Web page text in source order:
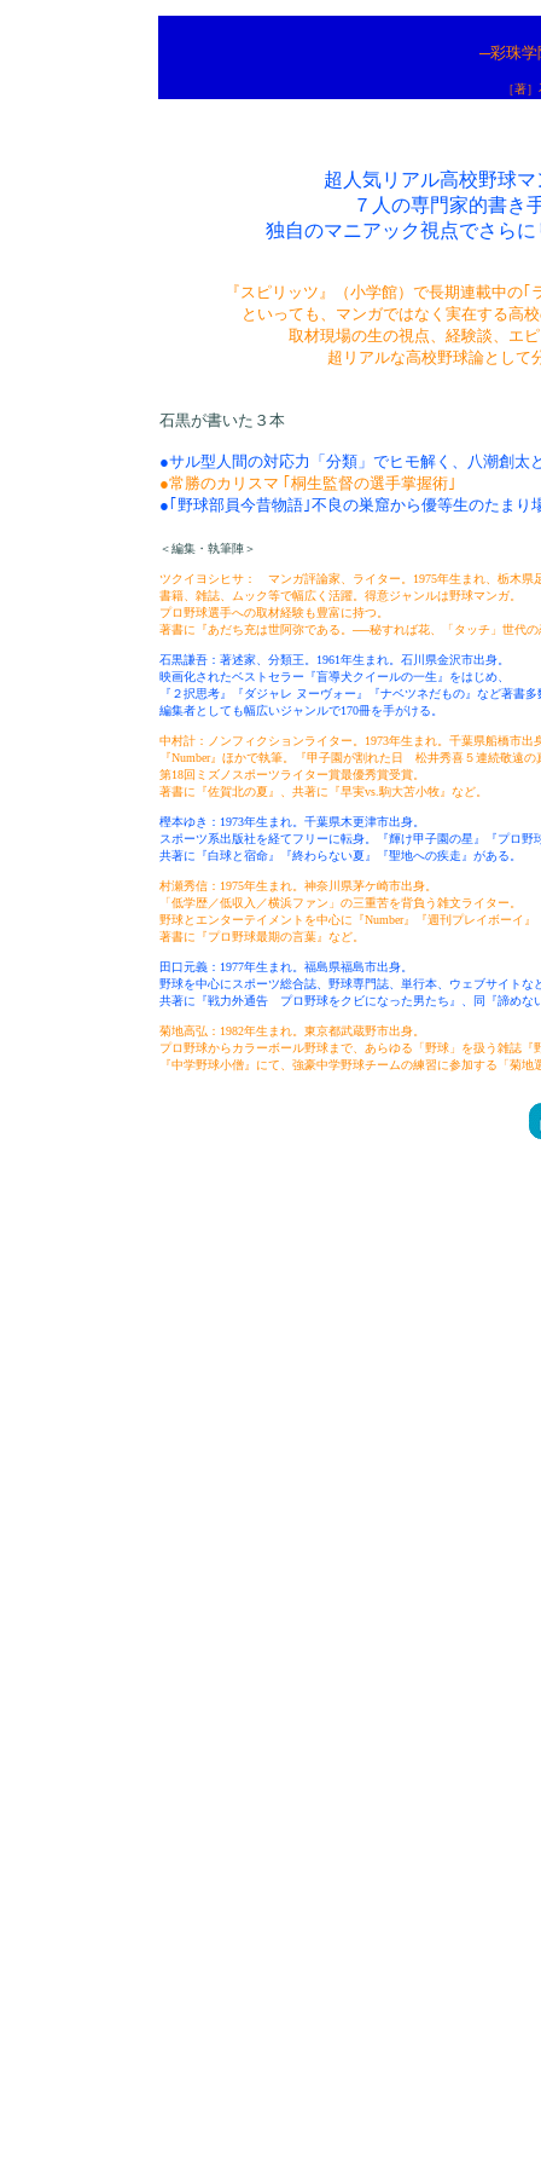
─彩珠学
［著］
超人気リアル高校野球
７人の専門家的書き
独自のマニアック視点でさら
『スピリッツ』（小学館）で長期連載中の
といっても、マンガではなく実在する高
取材現場の生の視点、経験談、エ
超リアルな高校野球論として
石黒が書いた３本
●サル型人間の対応力「分類」でヒモ解く、八潮創太
●常勝のカリスマ ｢桐生監督の選手掌握術｣
●｢野球部員今昔物語｣不良の巣窟から優等生のたまり
＜編集・執筆陣＞
ツクイヨシヒサ： マンガ評論家、ライター。1975年生まれ、栃木県
書籍、雑誌、ムック等で幅広く活躍。得意ジャンルは野球マンガ。
プロ野球選手への取材経験も豊富に持つ。
著書に『あだち充は世阿弥である。──秘すれば花、「タッチ」世代
石黒謙吾：著述家、分類王。1961年生まれ。石川県金沢市出身。
映画化されたベストセラー『盲導犬クイールの一生』をはじめ、
『２択思考』『ダジャレ ヌーヴォー』『ナベツネだもの』など著書多
編集者としても幅広いジャンルで170冊を手がける。
中村計：ノンフィクションライター。1973年生まれ。千葉県船橋市出
『Number』ほかで執筆。『甲子園が割れた日 松井秀喜５連続敬遠の
第18回ミズノスポーツライター賞最優秀賞受賞。
著書に『佐賀北の夏』、共著に『早実vs.駒大苫小牧』など。
樫本ゆき：1973年生まれ。千葉県木更津市出身。
スポーツ系出版社を経てフリーに転身。『輝け甲子園の星』『プロ
共著に『白球と宿命』『終わらない夏』『聖地への疾走』がある。
村瀬秀信：1975年生まれ。神奈川県茅ケ崎市出身。
「低学歴／低収入／横浜ファン」の三重苦を背負う雑文ライター。
野球とエンターテイメントを中心に『Number』『週刊プレイボーイ
著書に『プロ野球最期の言葉』など。
田口元義：1977年生まれ。福島県福島市出身。
野球を中心にスポーツ総合誌、野球専門誌、単行本、ウェブサイトな
共著に『戦力外通告 プロ野球をクビになった男たち』、同『諦めな
菊地高弘：1982年生まれ。東京都武蔵野市出身。
プロ野球からカラーボール野球まで、あらゆる「野球」を扱う雑誌『
『中学野球小僧』にて、強豪中学野球チームの練習に参加する「菊地